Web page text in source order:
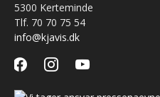
5300 Kerteminde
Tlf. 70 70 75 54
info@kjavis.dk
facebookinstagramyoutube